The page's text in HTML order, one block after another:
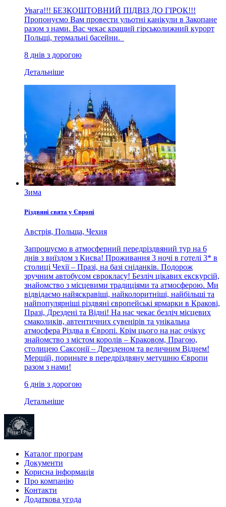
Увага!!! БЕЗКОШТОВНИЙ ПІДВІЗ ДО ГІРОК!!!
Пропонуємо Вам провести ульотні канікули в Закопане
разом з нами. Вас чекає кращий гірськолижний курорт
Польщі, термальні басейни.
8 днів з дорогою
Детальніше
Зима
Різдвяні свята у Європі
Австрія, Польща, Чехия
Запрошуємо в атмосферний передріздвяний тур на 6
днів з виїздом з Києва! Проживання 3 ночі в готелі 3* в
столиці Чехії – Празі, на базі сніданків. Подорож
зручним автобусом єврокласу! Безліч цікавих екскурсій,
знайомство з місцевими традиціями та атмосферою. Ми
відвідаємо найяскравіші, найколоритніші, найбільші та
найпопулярніші різдвяні європейські ярмарки в Кракові,
Празі, Дрездені та Відні! На нас чекає безліч місцевих
смаколиків, автентичних сувенірів та унікальна
атмосфера Різдва в Європі. Крім цього на нас очікує
знайомство з містом королів – Краковом, Прагою,
столицею Саксонії – Дрезденом та величним Віднем!
Мерщій, пориньте в передріздвяну метушню Європи
разом з нами!
6 днів з дорогою
Детальніше
Каталог програм
Документи
Корисна інформація
Про компанію
Контакти
Додаткова угода